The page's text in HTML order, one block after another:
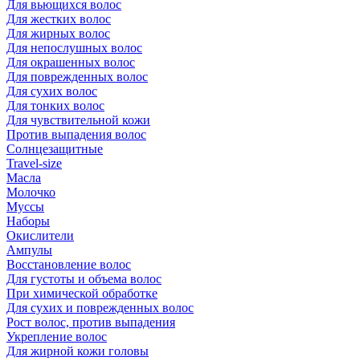
Для вьющихся волос
Для жестких волос
Для жирных волос
Для непослушных волос
Для окрашенных волос
Для поврежденных волос
Для сухих волос
Для тонких волос
Для чувствительной кожи
Против выпадения волос
Солнцезащитные
Travel-size
Масла
Молочко
Муссы
Наборы
Окислители
Ампулы
Восстановление волос
Для густоты и объема волос
При химической обработке
Для сухих и поврежденных волос
Рост волос, против выпадения
Укрепление волос
Для жирной кожи головы